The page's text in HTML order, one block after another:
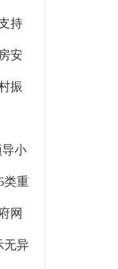
持
安
振
小
类重
网
无异